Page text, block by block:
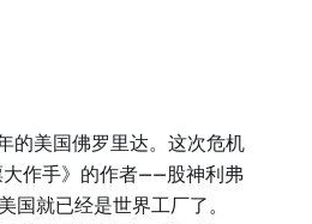
的美国佛罗里达。这次危机
大作手》的作者——股神利弗
国就已经是世界工厂了。